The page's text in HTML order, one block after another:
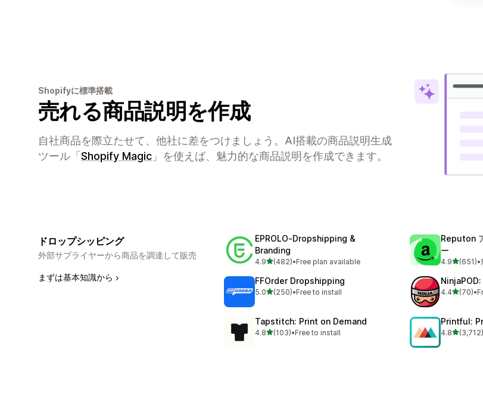
Shopifyに標準搭載
売れる商品説明を作成
自社商品を際立たせて、他社に差をつけましょう。AI搭載の商品説明生成
ツール「 Shopify Magic 」を使えば、魅力的な商品説明を作成できます。
ドロップシッピング
外部サプライヤーから商品を調達して販売
まずは基本知識から
EPROLO‑Dropshipping &
Branding
4.95つ星中
(482)
合計レビュー数：482件
•Free plan available
Reputon
ー
4.95つ星中
(651)
合計レビュ•
FFOrder Dropshipping
5.05つ星中
(250)
合計レビュー数：250件
•Free to install 4.45つ星中
(70)
合計レビュ
•
Tapstitch: Print on Demand
4.85つ星中
(103)
合計レビュー数：103件
•Free to install
Printful:
4.85つ星中
(3,712)
合計レビュ